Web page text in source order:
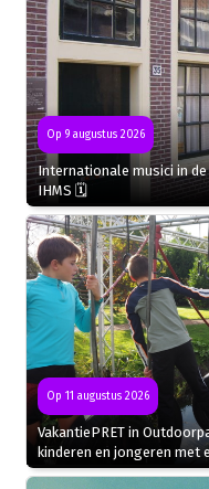
Op 9 augustus 2026
Internationale musici in
IHMS 🗓
Op 11 augustus 2026
VakantiePRET in
kinderen en jongeren met